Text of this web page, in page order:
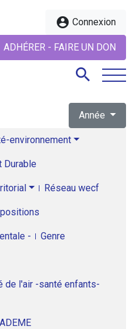
account_circle Connexion
ADHÉRER - FAIRE UN DON
search
Année
environnement
Durable
Réseau wecf
- Genre
de l'air -santé enfants-